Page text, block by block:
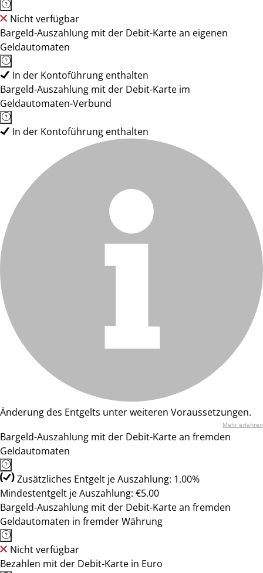
Nicht verfügbar
Bargeld-Auszahlung mit der Debit-Karte an eigenen
Geldautomaten
In der Kontoführung enthalten
Bargeld-Auszahlung mit der Debit-Karte im
Geldautomaten-Verbund
In der Kontoführung enthalten
Änderung des Entgelts unter weiteren Voraussetzungen.
Mehr erfahren
Bargeld-Auszahlung mit der Debit-Karte an fremden
Geldautomaten
Zusätzliches Entgelt je Auszahlung: 1.00%
Mindestentgelt je Auszahlung: €5.00
Bargeld-Auszahlung mit der Debit-Karte an fremden
Geldautomaten in fremder Währung
Nicht verfügbar
Bezahlen mit der Debit-Karte in Euro